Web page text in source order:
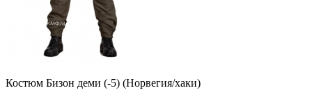
Костюм Бизон деми (-5) (Норвегия/хаки)